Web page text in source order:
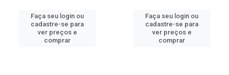
Faça seu login ou
cadastre-se para
ver preços e
comprar
Faça seu login ou
cadastre-se para
ver preços e
comprar